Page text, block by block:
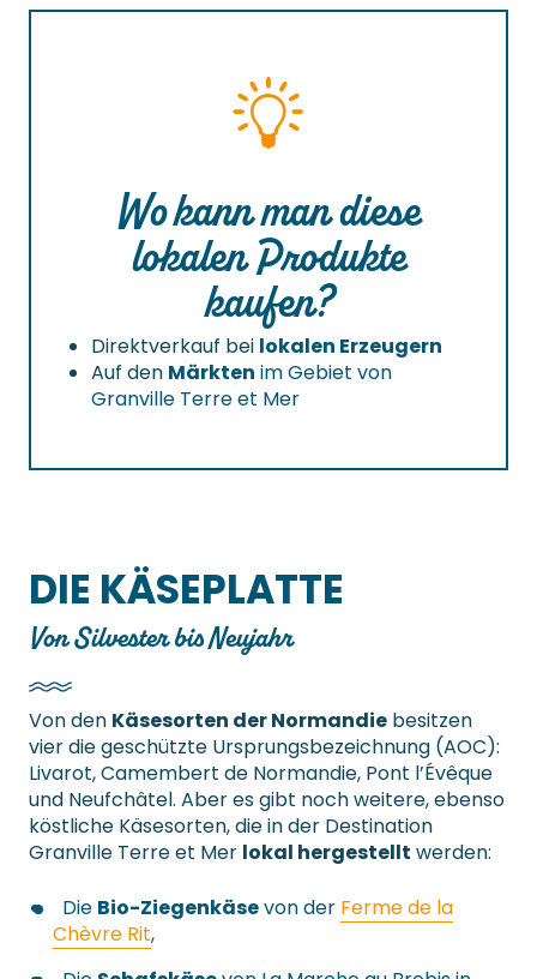
Wo kann man diese
lokalen Produkte
kaufen?
Direktverkauf bei lokalen Erzeugern
Auf den Märkten im Gebiet von
Granville Terre et Mer
DIE KÄSEPLATTE
Von Silvester bis Neujahr
Von den Käsesorten der Normandie besitzen
vier die geschützte Ursprungsbezeichnung (AOC):
Livarot, Camembert de Normandie, Pont l’Évêque
und Neufchâtel. Aber es gibt noch weitere, ebenso
köstliche Käsesorten, die in der Destination
Granville Terre et Mer lokal hergestellt werden:
Die Bio-Ziegenkäsevon der Ferme de la
Chèvre Rit,